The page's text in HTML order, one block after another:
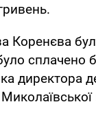
Коренєва
сплачено
директора